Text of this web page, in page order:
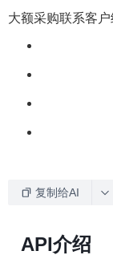
大额采购联系客
复制给AI
API介绍